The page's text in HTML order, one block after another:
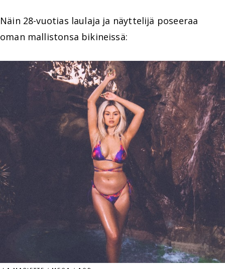
Näin 28-vuotias laulaja ja näyttelijä poseeraa
oman mallistonsa bikineissä: